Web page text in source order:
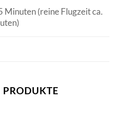
Minuten (reine Flugzeit ca.